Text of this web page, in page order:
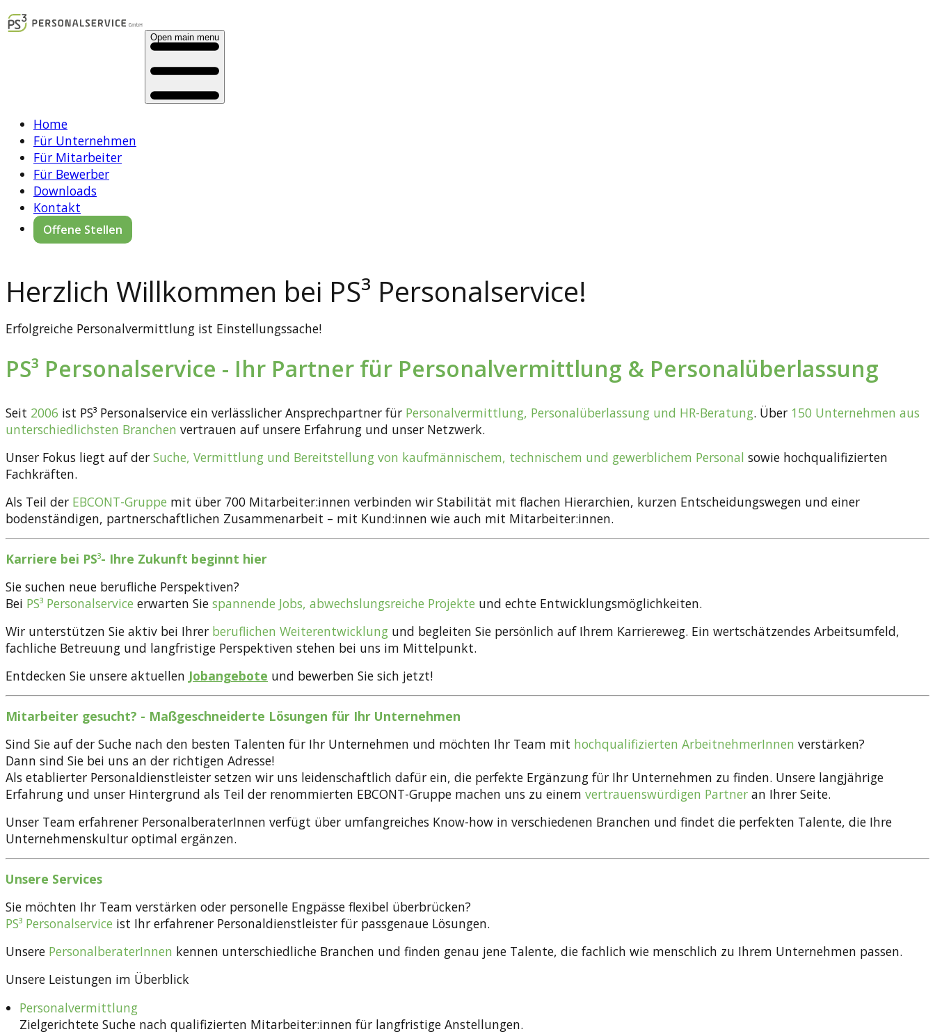
Open main menu
Home
Für Unternehmen
Für Mitarbeiter
Für Bewerber
Downloads
Kontakt
Offene Stellen
Herzlich Willkommen bei PS³ Personalservice!
Erfolgreiche Personalvermittlung ist Einstellungssache!
PS³ Personalservice - Ihr Partner für Personalvermittlung & Personalüberlassung
Seit 2006 ist PS³ Personalservice ein verlässlicher Ansprechpartner für Personalvermittlung, Personalüberlassung und HR-Beratung. Über 150 Unternehmen aus
unterschiedlichsten Branchen vertrauen auf unsere Erfahrung und unser Netzwerk.
Unser Fokus liegt auf der Suche, Vermittlung und Bereitstellung von kaufmännischem, technischem und gewerblichem Personal sowie hochqualifizierten
Fachkräften.
Als Teil der EBCONT-Gruppe mit über 700 Mitarbeiter:innen verbinden wir Stabilität mit flachen Hierarchien, kurzen Entscheidungswegen und einer
bodenständigen, partnerschaftlichen Zusammenarbeit – mit Kund:innen wie auch mit Mitarbeiter:innen.
Karriere bei PS³- Ihre Zukunft beginnt hier
Sie suchen neue berufliche Perspektiven?
Bei PS³ Personalservice erwarten Sie spannende Jobs, abwechslungsreiche Projekte und echte Entwicklungsmöglichkeiten.
Wir unterstützen Sie aktiv bei Ihrer beruflichen Weiterentwicklung und begleiten Sie persönlich auf Ihrem Karriereweg. Ein wertschätzendes Arbeitsumfeld,
fachliche Betreuung und langfristige Perspektiven stehen bei uns im Mittelpunkt.
Entdecken Sie unsere aktuellen Jobangebote und bewerben Sie sich jetzt!
Mitarbeiter gesucht? - Maßgeschneiderte Lösungen für Ihr Unternehmen
Sind Sie auf der Suche nach den besten Talenten für Ihr Unternehmen und möchten Ihr Team mit hochqualifizierten ArbeitnehmerInnen verstärken?
Dann sind Sie bei uns an der richtigen Adresse!
Als etablierter Personaldienstleister setzen wir uns leidenschaftlich dafür ein, die perfekte Ergänzung für Ihr Unternehmen zu finden. Unsere langjährige
Erfahrung und unser Hintergrund als Teil der renommierten EBCONT-Gruppe machen uns zu einem vertrauenswürdigen Partner an Ihrer Seite.
Unser Team erfahrener PersonalberaterInnen verfügt über umfangreiches Know-how in verschiedenen Branchen und findet die perfekten Talente, die Ihre
Unternehmenskultur optimal ergänzen.
Unsere Services
Sie möchten Ihr Team verstärken oder personelle Engpässe flexibel überbrücken?
PS³ Personalservice ist Ihr erfahrener Personaldienstleister für passgenaue Lösungen.
Unsere PersonalberaterInnen kennen unterschiedliche Branchen und finden genau jene Talente, die fachlich wie menschlich zu Ihrem Unternehmen passen.
Unsere Leistungen im Überblick
Personalvermittlung
Zielgerichtete Suche nach qualifizierten Mitarbeiter:innen für langfristige Anstellungen.